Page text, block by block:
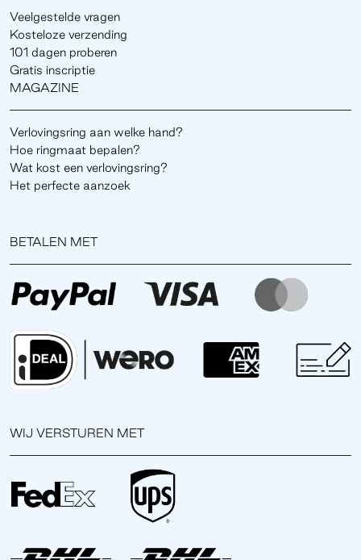
Veelgestelde vragen
Kosteloze verzending
101 dagen proberen
Gratis inscriptie
MAGAZINE
Verlovingsring aan welke hand?
Hoe ringmaat bepalen?
Wat kost een verlovingsring?
Het perfecte aanzoek
BETALEN MET
WIJ VERSTUREN MET